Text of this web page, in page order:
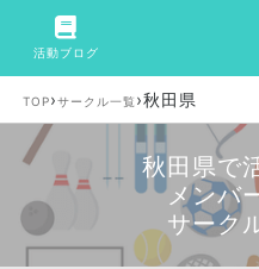
活動ブログ
TOP›サークル一覧 ›秋田県
秋田県で
メンバ
サーク